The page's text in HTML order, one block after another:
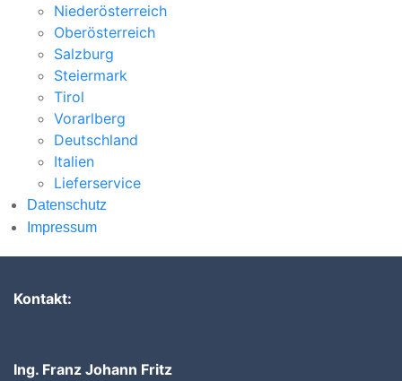
Niederösterreich
Oberösterreich
Salzburg
Steiermark
Tirol
Vorarlberg
Deutschland
Italien
Lieferservice
Datenschutz
Impressum
Kontakt:
Ing. Franz Johann Fritz